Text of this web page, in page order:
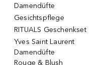
Damendüfte
Gesichtspflege
RITUALS Geschenkset
Yves Saint Laurent
Damendüfte
Rouge & Blush